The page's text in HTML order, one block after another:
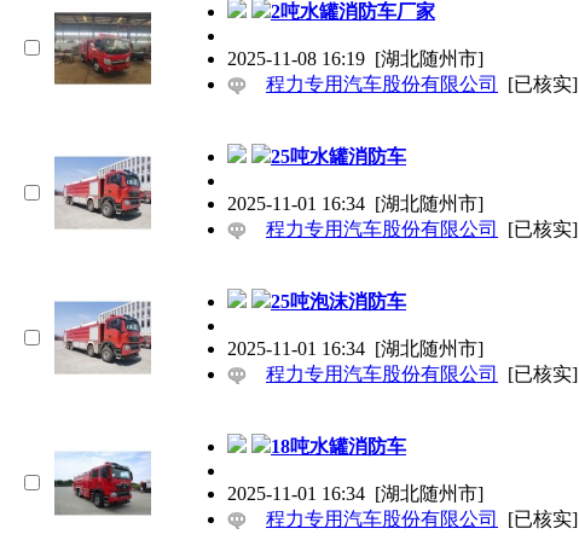
2吨水罐消防车厂家
2025-11-08 16:19 [湖北随州市]
程力专用汽车股份有限公司
[已核实]
25吨水罐消防车
2025-11-01 16:34 [湖北随州市]
程力专用汽车股份有限公司
[已核实]
25吨泡沫消防车
2025-11-01 16:34 [湖北随州市]
程力专用汽车股份有限公司
[已核实]
18吨水罐消防车
2025-11-01 16:34 [湖北随州市]
程力专用汽车股份有限公司
[已核实]